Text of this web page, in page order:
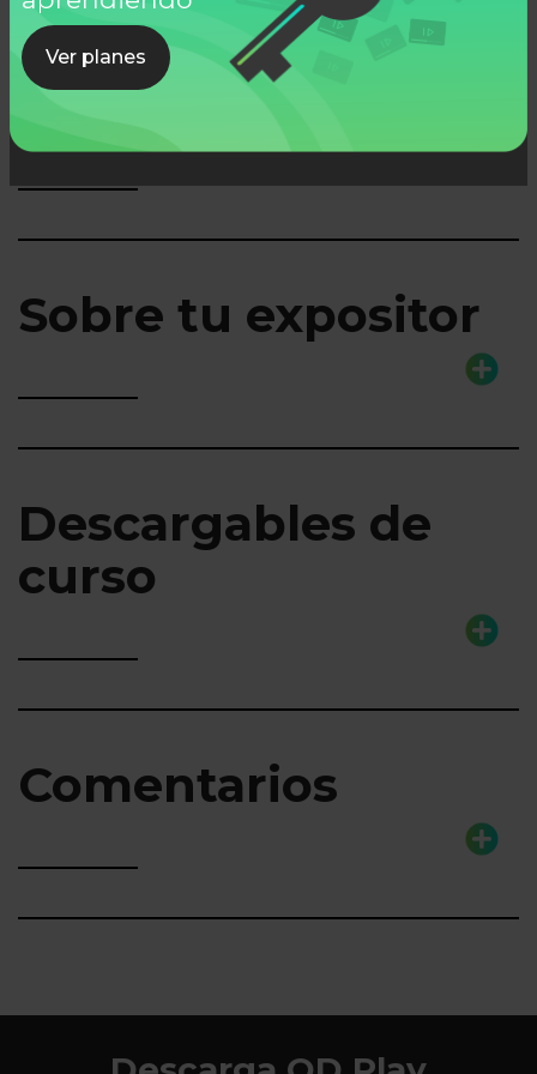
Ver planes
Lo que aprenderás
Sobre tu expositor
Descargables de
curso
Comentarios